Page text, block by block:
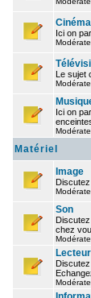
Cinéma
Ici on
Le sujet
Ici on
Matériel
Image
Son
chez